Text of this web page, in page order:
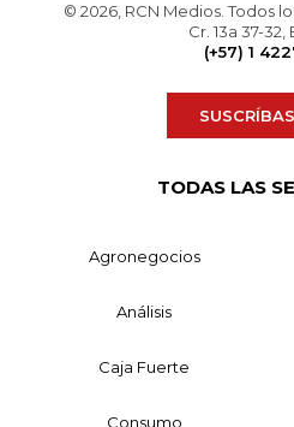
© 2026, RCN Medios. Todos
Cr. 13a 37-
(+57) 1
TODAS LAS
Agronegocios
Análisis
Caja Fuerte
Consumo